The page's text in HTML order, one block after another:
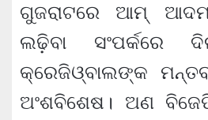
ଗୁଜରାଟରେ ଆମ୍ ଆଦମୀ
ଲଢ଼ିବା ସଂପର୍କରେ
କ୍ରେଜିଓ୍ବାଲଙ୍କ
ଅଂଶବିଶେଷ। ଅଣ